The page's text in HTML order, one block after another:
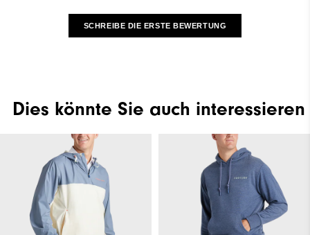
SCHREIBE DIE ERSTE BEWERTUNG
Dies könnte Sie auch interessieren